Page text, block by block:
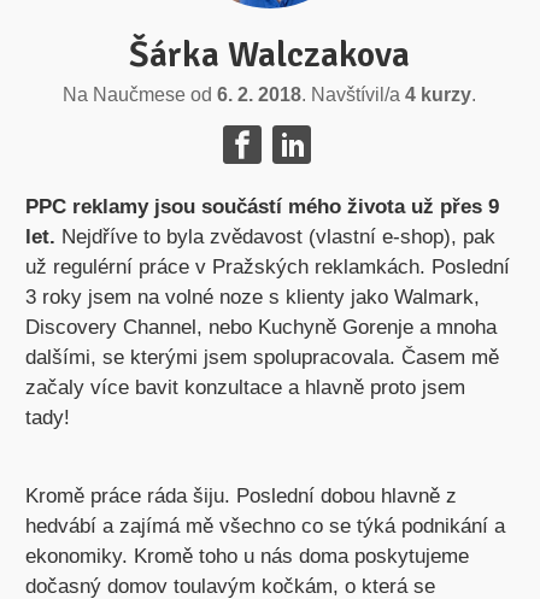
Šárka Walczakova
Na Naučmese od6. 2. 2018. Navštívil/a4 kurzy.
PPC reklamy jsou součástí mého života už přes 9
let. Nejdříve to byla zvědavost (vlastní e-shop), pak
už regulérní práce v Pražských reklamkách. Poslední
3 roky jsem na volné noze s klienty jako Walmark,
Discovery Channel, nebo Kuchyně Gorenje a mnoha
dalšími, se kterými jsem spolupracovala. Časem mě
začaly více bavit konzultace a hlavně proto jsem
tady!
Kromě práce ráda šiju. Poslední dobou hlavně z
hedvábí a zajímá mě všechno co se týká podnikání a
ekonomiky. Kromě toho u nás doma poskytujeme
dočasný domov toulavým kočkám, o která se